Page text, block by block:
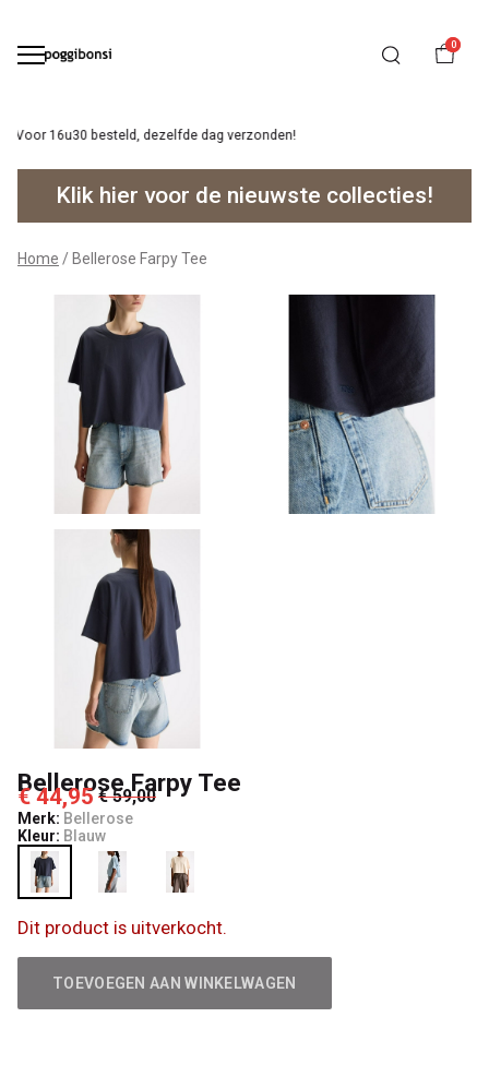
0
Ruilen/retourneren binnen 14 dagen.
Bellerose
Farpy
Tee
Poggibonsi
Klik hier voor de nieuwste collecties!
Home Bellerose Farpy Tee
Bellerose Farpy Tee
€ 44,95 € 59,00
Merk: Bellerose
Kleur: Blauw
Dit product is uitverkocht.
TOEVOEGEN AAN WINKELWAGEN